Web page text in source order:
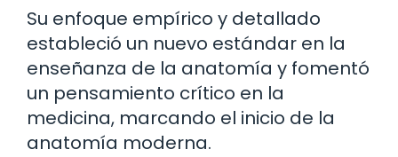
Su enfoque empírico y detallado
estableció un nuevo estándar en la
enseñanza de la anatomía y fomentó
un pensamiento crítico en la
medicina, marcando el inicio de la
anatomía moderna.